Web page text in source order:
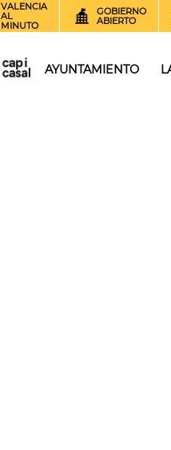
VALENCIA
AL
MINUTO
GOBIERNO
ABIERTO
AYUNTAMIENTO